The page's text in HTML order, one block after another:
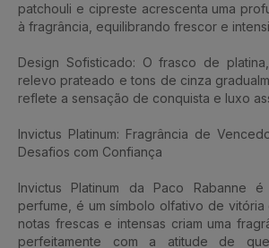
patchouli e cipreste acrescenta uma
à fragrância, equilibrando frescor e
Design Sofisticado: O frasco de
relevo prateado e tons de cinza
reflete a sensação de conquista e luxo
Invictus Platinum: Fragrância de
Desafios com Confiança
Invictus Platinum da Paco Rabanne
perfume, é um símbolo olfativo de vitória
notas frescas e intensas criam uma
perfeitamente com a atitude de